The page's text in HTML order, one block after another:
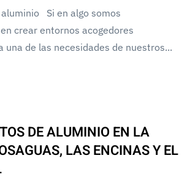
Si en algo somos
crear entornos acogedores
una de las necesidades de nuestros...
DE ALUMINIO EN LA
LAS ENCINAS Y EL